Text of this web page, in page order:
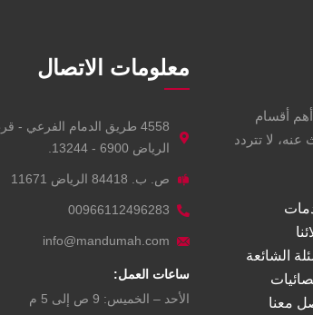
أقسام
لا تتردد
الشائعة
معنا
معلومات الاتصال
4558 طريق الدمام الفرعي -
الرياض 6900 - 13244.
ص. ب. 84418 الرياض 11671
00966112496283
info@mandumah.com
ساعات العمل:
الأحد – الخميس: 9 ص إلى 5 م